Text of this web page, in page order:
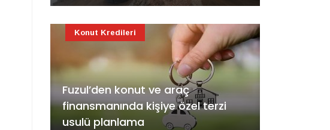
Fuzul’den konut ve araç
finansmanında kişiye özel terzi
usulü planlama
Konut Kredileri